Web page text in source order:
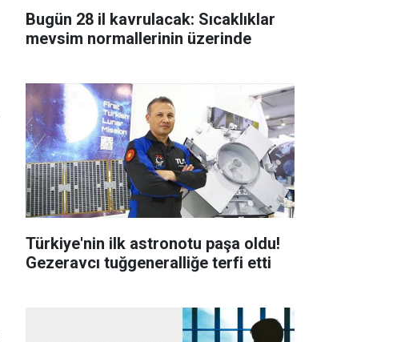
Bugün 28 il kavrulacak: Sıcaklıklar
mevsim normallerinin üzerinde
Türkiye'nin ilk astronotu paşa oldu!
Gezeravcı tuğgeneralliğe terfi etti